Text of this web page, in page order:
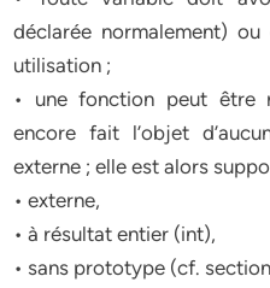
déclarée normalement)
utilisation ;
• une fonction peut être
encore fait l’objet
externe ; elle est alors
• externe,
• à résultat entier (int),
• sans prototype (cf.